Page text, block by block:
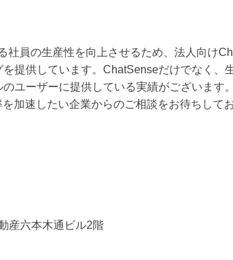
社員の生産性を向上させるため、法人向け
提供しています。ChatSenseだけでなく、
ユーザーに提供している実績がございます
加速したい企業からのご相談をお待ちして
産六本木通ビル2階